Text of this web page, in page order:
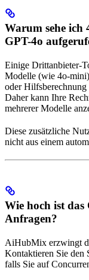
Warum sehe
GPT-4o
Einige Drittanbieter-
Modelle (wie 4o-
oder Hilfsberechnung
Daher kann Ihre
mehrerer Modelle
Diese zusätzliche
nicht aus einem
Wie hoch ist
Anfragen?
AiHubMix erzwingt
Kontaktieren Sie den
falls Sie auf